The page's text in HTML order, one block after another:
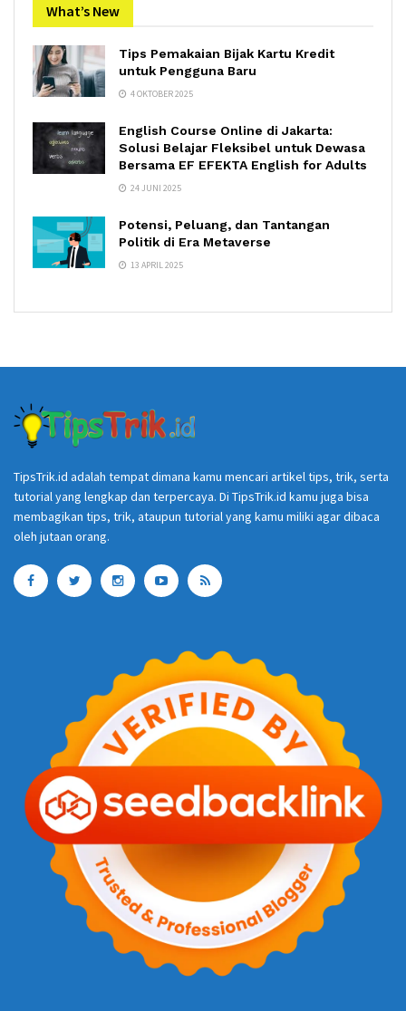
What’s New
Tips Pemakaian Bijak Kartu Kredit
untuk Pengguna Baru
4 OKTOBER 2025
English Course Online di Jakarta:
Solusi Belajar Fleksibel untuk Dewasa
Bersama EF EFEKTA English for Adults
24 JUNI 2025
Potensi, Peluang, dan Tantangan
Politik di Era Metaverse
13 APRIL 2025
TipsTrik.id adalah tempat dimana kamu mencari artikel tips, trik, serta
tutorial yang lengkap dan terpercaya. Di TipsTrik.id kamu juga bisa
membagikan tips, trik, ataupun tutorial yang kamu miliki agar dibaca
oleh jutaan orang.